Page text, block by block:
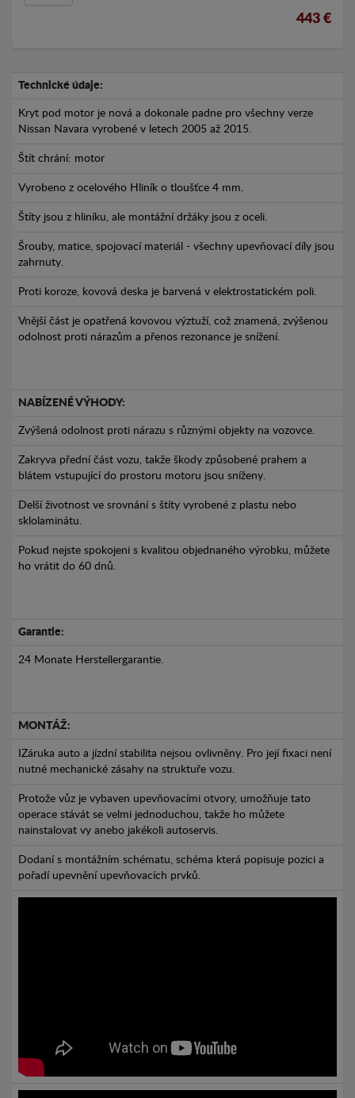
443 €
Technické údaje:
Kryt pod motor je nová a dokonale padne pro všechny verze
Nissan Navara vyrobené v letech 2005 až 2015.
Štít chrání: motor
Vyrobeno z ocelového Hliník o tloušťce 4 mm.
Štíty jsou z hliníku, ale montážní držáky jsou z oceli.
Šrouby, matice, spojovací materiál - všechny upevňovací díly jsou
zahrnuty.
Proti koroze, kovová deska je barvená v elektrostatickém poli.
Vnější část je opatřená kovovou výztuží, což znamená, zvýšenou
odolnost proti nárazům a přenos rezonance je snížení.
NABÍZENÉ VÝHODY:
Zvýšená odolnost proti nárazu s různými objekty na vozovce.
Zakryva přední část vozu, takže škody způsobené prahem a
blátem vstupující do prostoru motoru jsou sníženy.
Delší životnost ve srovnání s štíty vyrobené z plastu nebo
sklolaminátu.
Pokud nejste spokojeni s kvalitou objednaného výrobku, můžete
ho vrátit do 60 dnů.
Garantie:
24 Monate Herstellergarantie.
MONTÁŽ:
IZáruka auto a jízdní stabilita nejsou ovlivněny. Pro její fixaci není
nutné mechanické zásahy na struktuře vozu.
Protože vůz je vybaven upevňovacími otvory, umožňuje tato
operace stávát se velmi jednoduchou, takže ho můžete
nainstalovat vy anebo jakékoli autoservis.
Dodaní s montážním schématu, schéma která popisuje pozici a
pořadí upevnění upevňovacích prvků.